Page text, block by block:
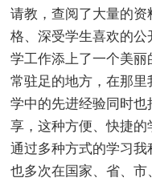
请教，查阅了大量的
格、深受学生喜欢的
学工作添上了一个美
常驻足的地方，在那
学中的先进经验同时
享，这种方便、快捷的
通过多种方式的学习
也多次在国家、省、市